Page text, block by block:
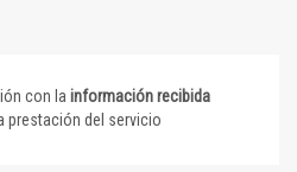
con la información recibida
prestación del servicio